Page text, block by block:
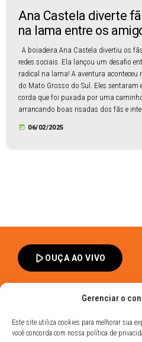
Gerenciar o
Este site utiliza cookies para melhorar sua
você concorda com nossa política de
Ana Castela diverte
na lama entre os
A boiadeira Ana Castela divertiu os
redes sociais. Ela lançou um desafio
radical na lama! A aventura
do Mato Grosso do Sul. Eles
corda que foi puxada por uma
arrancando boas risadas dos fãs e
today 06/02/2025
play_arrowOUÇA AO VIVO